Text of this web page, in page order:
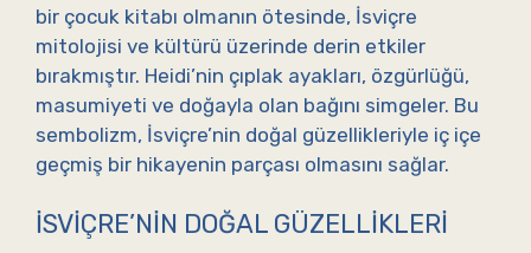
bir çocuk kitabı olmanın ötesinde, İsviçre
mitolojisi ve kültürü üzerinde derin etkiler
bırakmıştır. Heidi’nin çıplak ayakları, özgürlüğü,
masumiyeti ve doğayla olan bağını simgeler. Bu
sembolizm, İsviçre’nin doğal güzellikleriyle iç içe
geçmiş bir hikayenin parçası olmasını sağlar.
İSVIÇRE’NIN DOĞAL GÜZELLIKLERI